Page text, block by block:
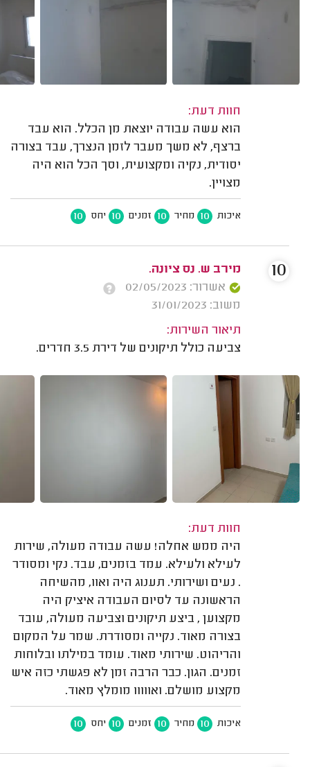
חוות דעת:
הוא עשה עבודה יוצאת מן הכלל. הוא עבד
ברצף, לא משך מעבר לזמן הנצרך, עבד בצורה
יסודית, נקיה ומקצועית, וסך הכל הוא היה
מצויין.
איכות 10 מחיר 10 זמנים 10 יחס 10
מירב ש. נס ציונה.
אשרור: 02/05/2023
משוב: 31/01/2023
תיאור השירות:
צביעה כולל תיקונים של דירת 3.5 חדרים.
חוות דעת:
היה ממש אחלה! עשה עבודה מעולה, שירות
לעילא ולעילא. עמד בזמנים, עבד. נקי ומסודר
. נעים ושירותי. תענוג היה ואוו, מהשיחה
הראשונה עד לסיום העבודה איציק היה
מקצוען , ביצע תיקונים וצביעה מעולה, עובד
בצורה מאוד. נקייה ומסודרת. שמר על המקום
והריהוט. שירותי מאוד. עומד במילתו ובלוחות
זמנים. הגון. כבר הרבה זמן לא פגשתי כזה איש
מקצוע מושלם. ואווווו מומלץ מאוד.
איכות 10 מחיר 10 זמנים 10 יחס 10
10